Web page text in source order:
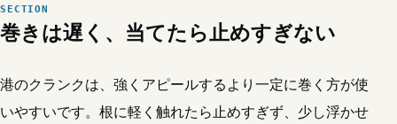
巻きは遅く、当てたら止めすぎない
港のクランクは、強くアピールするより一定に巻く方が使
いやすいです。根に軽く触れたら止めすぎず、少し浮かせ